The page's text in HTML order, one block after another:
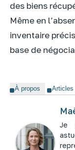
des biens
Même en
inventaire
base de
À propos Articles
Je